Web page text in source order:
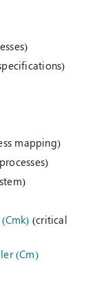
mapping)
(critical
(Cm)